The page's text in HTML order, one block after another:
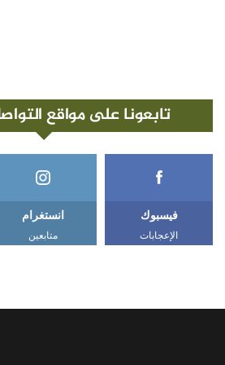
تابعونا على مواقع
فيسبوك
الإعجابات
انستغرام
متابعين